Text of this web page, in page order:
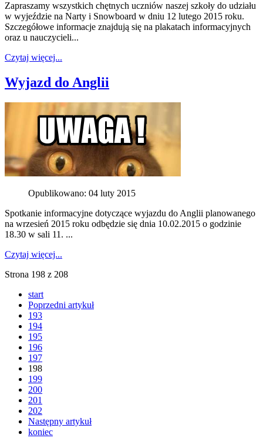
Zapraszamy wszystkich chętnych uczniów naszej szkoły do udziału
w wyjeździe na Narty i Snowboard w dniu 12 lutego 2015 roku.
Szczegółowe informacje znajdują się na plakatach informacyjnych
oraz u nauczycieli...
Czytaj więcej...
Wyjazd do Anglii
Opublikowano: 04 luty 2015
Spotkanie informacyjne dotyczące wyjazdu do Anglii planowanego
na wrzesień 2015 roku odbędzie się dnia 10.02.2015 o godzinie
18.30 w sali 11. ...
Czytaj więcej...
Strona 198 z 208
start
Poprzedni artykuł
193
194
195
196
197
198
199
200
201
202
Następny artykuł
koniec